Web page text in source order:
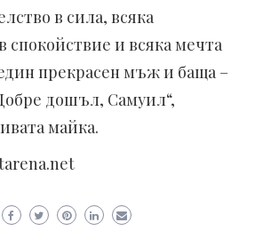
в сила, всяка
спокойствие и всяка мечта
прекрасен мъж и баща –
дошъл, Самуил“,
майка.